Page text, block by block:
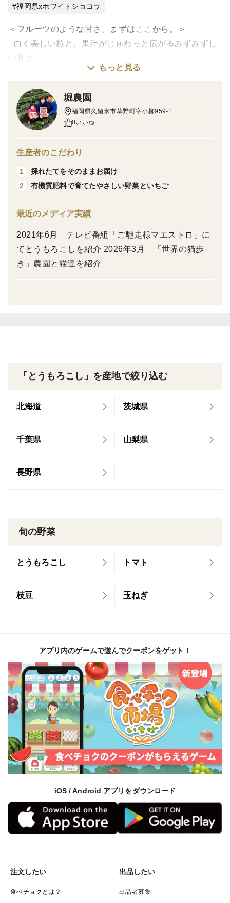
福岡県xホワイトショコラ
＜フルーツのような甘さ。まずはここから。＞
白く美しい粒と、果汁がじゅわっと広がるみずみずし
い甘さ。
ホワイトショコラならではの美味しさを、
朝収穫したホワイトショコラを、その日のうちに発
送。
広がります。
粒皮はやわらかく、えぐみの少ないすっきりとした後
旬の短い白とうもろこしwp、まずはご家庭で気軽にお
楽しみいただける定番サイズで。
■内容量
・サラダやカルパッチョ風にもおすすめ
まずは生で、この甘さをぜひ体感してみてください。
とうもろこしは鮮度が大切な作物です。
できるだけ早めにお召し上がりください。
■栽培について
福岡県「ふくおかエコ農産物認証」を取得しています。
環境に配慮しながら栽培しています。
もっと見る
堀農園
福岡県久留米市草野町字小柳959-1
0いいね
生産者のこだわり
1
採れたてをそのままお届け
2
有機質肥料で育てたやさしい野菜といちご
最近のメディア実績
2021年6月 テレビ番組「ご馳走様マエストロ」に
てとうもろこしを紹介 2026年3月 「世界の猫歩
き」農園と猫達を紹介
「とうもろこし」を産地で絞り込む
北海道 茨城県
千葉県 山梨県
長野県
旬の野菜
とうもろこし トマト
枝豆 玉ねぎ
アプリ内のゲームで遊んでクーポンをゲット！
iOS / Android アプリをダウンロード
注文したい
食べチョクとは？
出品したい
出品者募集